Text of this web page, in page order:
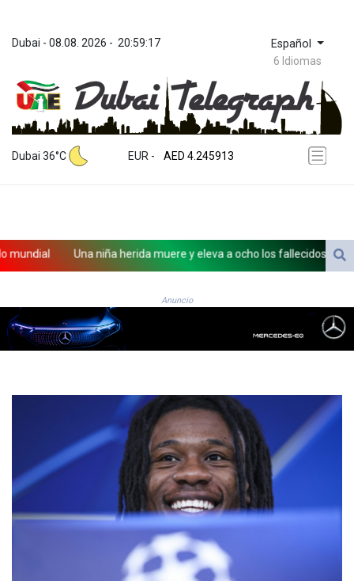
Dubai - 08.08. 2026 - 20:59:17 Español
6 Idiomas
Dubai 36°C EUR -
ZWL 372.275202
AED 4.245913
AED 4.245913
AFN 76.887634
ARS 1724.882567
AUD 1.638747
AZN 1.97002
BMD 1.156136
BND 1.477082
BOB 13.69983
BRL 5.876989
BSD 1.152686
BTN 109.688637
BWP 15.558807
BYN 3.432357
BYR 22660.258427
BZD 2.318271
CAD 1.61333
Una niña herida muere y eleva a ocho los fallecidos por el
Anuncio